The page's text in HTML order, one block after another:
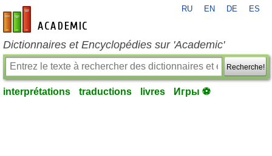
fr-academic.com
RU EN DE ES
Dictionnaires et Encyclopédies sur 'Academic'
Recherche!
interprétations traductions livres Игры ⚽